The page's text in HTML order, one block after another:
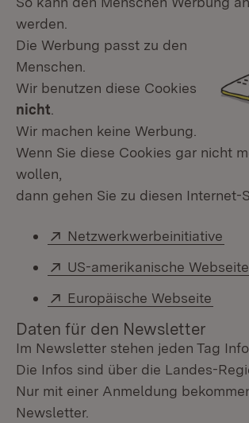
werden.
Die Werbung passt zu den
Menschen.
Wir benutzen diese Cookies
nicht
Wir machen keine Werbung.
Wenn Sie diese Cookies gar nicht
wollen,
dann gehen Sie zu diesen Internet-
Extern:
Netzwerkwerbeinitiative
Extern:
US-amerikanische Webseite
Extern:
Europäische Webseite
Daten für den Newsletter
Im Newsletter stehen jeden Tag
Die Infos sind über die Landes-
Nur mit einer Anmeldung
Newsletter.